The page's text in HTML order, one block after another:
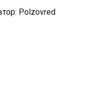
Polzovred